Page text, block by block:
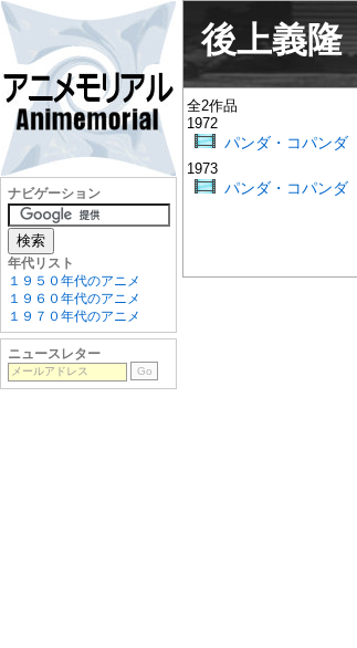
後上義隆
全2作品
1972
パンダ・コパンダ
1973
パンダ・コパンダ
ナビゲーション
年代リスト
１９５０年代のアニメ
１９６０年代のアニメ
１９７０年代のアニメ
ニュースレター